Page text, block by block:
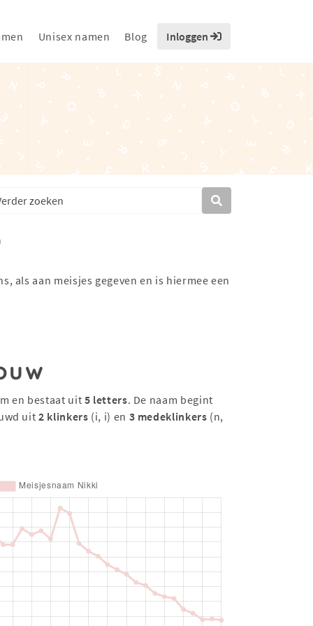
Unisex namen Blog Inloggen
als aan meisjes gegeven en is hiermee een
en bestaat uit 5 letters. De naam begint
uit2 klinkers (i, i) en 3 medeklinkers (n,